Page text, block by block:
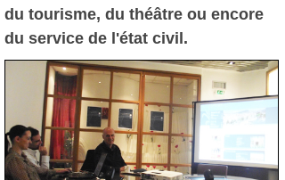
du tourisme, du théâtre ou encore
du service de l'état civil.